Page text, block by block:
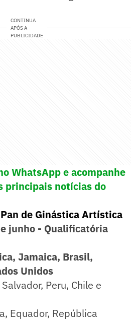
CONTINUA
APÓS A
PUBLICIDADE
WhatsApp e acompanhe
principais notícias do
de Ginástica Artística
junho - Qualificatória
Jamaica, Brasil,
Unidos
Peru, Chile e
Equador, República